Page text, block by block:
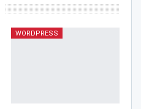
WORDPRESS